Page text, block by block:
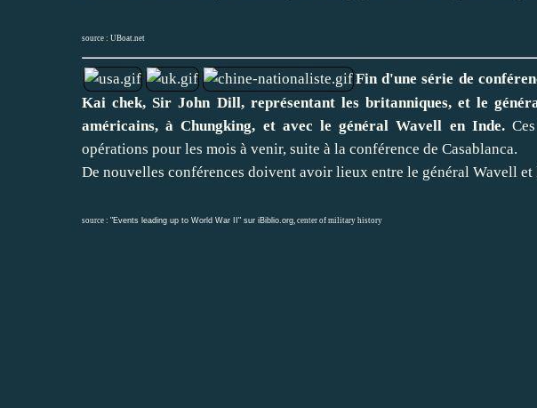
source : UBoat.net
Fin d'une série de
Kai chek, Sir John Dill, représentant les britanniques, et le
américains, à Chungking, et avec le général Wavell en Inde.Ces
opérations pour les mois à venir, suite à la conférence de Casablanca.
De nouvelles conférences doivent avoir lieux entre le général Wavell
source : "Events leading up to World War II" sur iBiblio.org center of military history